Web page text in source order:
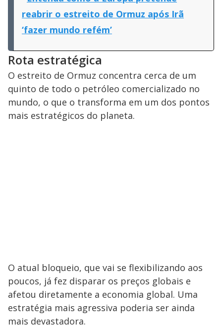
reabrir o estreito de Ormuz após Irã
‘fazer mundo refém’
Rota estratégica
O estreito de Ormuz concentra cerca de um
quinto de todo o petróleo comercializado no
mundo, o que o transforma em um dos pontos
mais estratégicos do planeta.
O atual bloqueio, que vai se flexibilizando aos
poucos, já fez disparar os preços globais e
afetou diretamente a economia global. Uma
estratégia mais agressiva poderia ser ainda
mais devastadora.